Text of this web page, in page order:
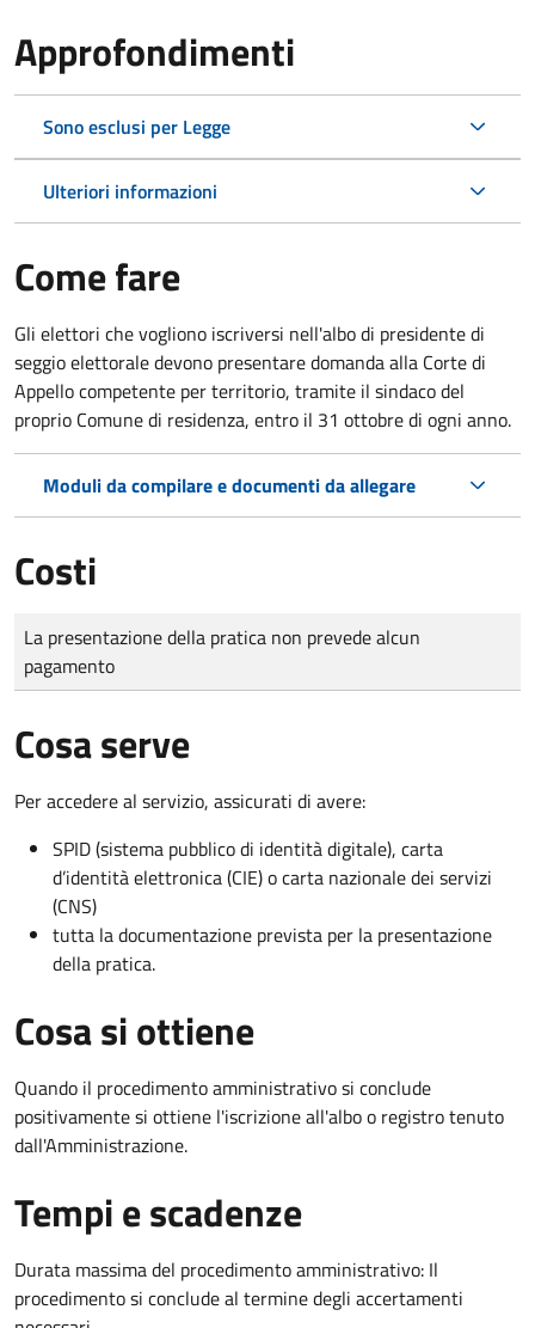
Approfondimenti
Sono esclusi per Legge
Ulteriori informazioni
Come fare
Gli elettori che vogliono iscriversi nell'albo di presidente di
seggio elettorale devono presentare domanda alla Corte di
Appello competente per territorio, tramite il sindaco del
proprio Comune di residenza, entro il 31 ottobre di ogni anno.
Moduli da compilare e documenti da allegare
Costi
Tipo di pagamento
Importo
La presentazione della pratica non prevede alcun
pagamento
Cosa serve
Per accedere al servizio, assicurati di avere:
SPID (sistema pubblico di identità digitale), carta
d’identità elettronica (CIE) o carta nazionale dei servizi
(CNS)
tutta la documentazione prevista per la presentazione
della pratica.
Cosa si ottiene
Quando il procedimento amministrativo si conclude
positivamente si ottiene l'iscrizione all'albo o registro tenuto
dall'Amministrazione.
Tempi e scadenze
Durata massima del procedimento amministrativo: Il
procedimento si conclude al termine degli accertamenti